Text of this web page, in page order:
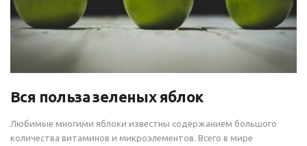
Вся польза зеленых яблок
Любимые многими яблоки известны содержанием большого
количества витаминов и микроэлементов. Всего в мире